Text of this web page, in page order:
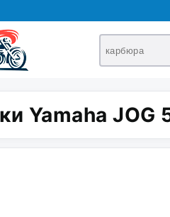
Yamaha JOG